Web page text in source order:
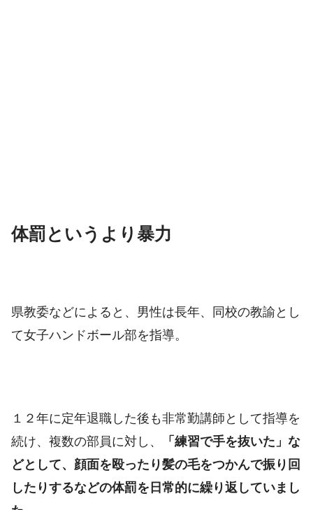
体罰というより暴力
県教委などによると、男性は長年、同校の教諭とし
て女子ハンドボール部を指導。
１２年に定年退職した後も非常勤講師として指導を
続け、複数の部員に対し、
「練習で手を抜いた」な
どとして、顔面を殴ったり髪の毛をつかんで振り回
したりするなどの体罰を日常的に繰り返していまし